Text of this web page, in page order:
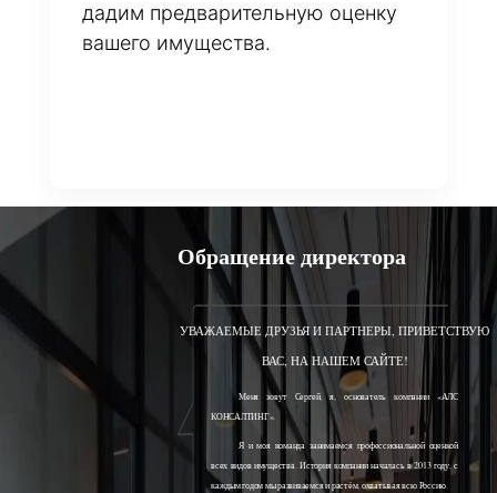
дадим предварительную оценку
вашего имущества.
Обращение директора
УВАЖАЕМЫЕ ДРУЗЬЯ И ПАРТНЕРЫ, ПРИВЕТСТВУЮ
ВАС, НА НАШЕМ САЙТЕ!
Меня зовут Сергей, я, основатель компании «АЛС
КОНСАЛТИНГ».
Я и моя команда занимаемся профессиональной оценкой
всех видов имущества. История компании началась в 2013 году, с
каждым годом мы развиваемся и растём, охватывая всю Россию.